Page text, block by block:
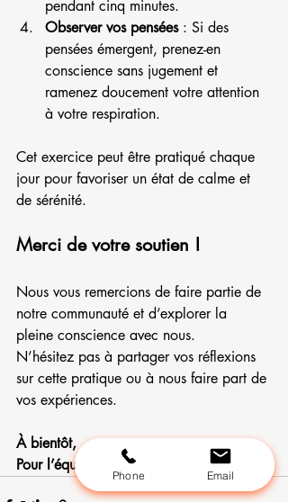
pendant cinq minutes.
Observer vos pensées : Si des
pensées émergent, prenez-en
conscience sans jugement et
ramenez doucement votre attention
à votre respiration.
Cet exercice peut être pratiqué chaque
jour pour favoriser un état de calme et
de sérénité.
Merci de votre soutien !
Nous vous remercions de faire partie de
notre communauté et d’explorer la
pleine conscience avec nous.
N’hésitez pas à partager vos réflexions
sur cette pratique ou à nous faire part de
vos expériences.
À bientôt,
Pour l’équipe Lavandine, Mariève
Phone Email